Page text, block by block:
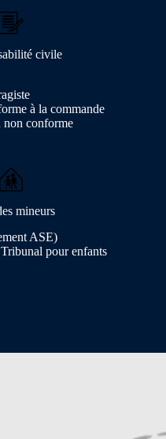
civile
à la commande
non conforme
mineurs
ASE)
pour enfants